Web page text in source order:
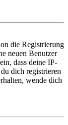
die Registrierung
neuen Benutzer
dass deine IP-
dich registrieren
wende dich